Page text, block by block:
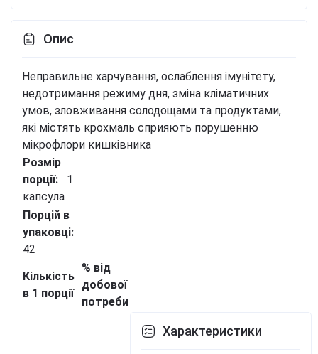
Опис
Неправильне харчування, ослаблення імунітету,
недотримання режиму дня, зміна кліматичних
умов, зловживання солодощами та продуктами,
які містять крохмаль сприяють порушенню
мікрофлори кишківника
Розмір
порції:
1
капсула
Порцій в
упаковці:
42
Кількість
в 1 порції
% від
добової
потреби
Характеристики